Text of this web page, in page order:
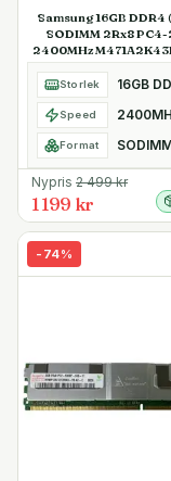
Samsung 16GB DDR4
SODIMM 2Rx8
2400MHz
Storlek 16GB
Speed
Format
Nypris 2 499kr
1 199 kr
- 74%